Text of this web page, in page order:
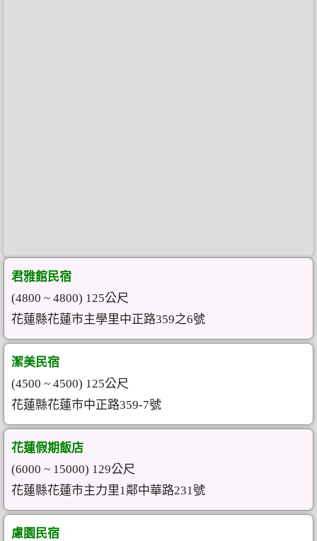
君雅館民宿
(4800 ~ 4800) 125公尺
花蓮縣花蓮市主學里中正路359之6號
潔美民宿
(4500 ~ 4500) 125公尺
花蓮縣花蓮市中正路359-7號
花蓮假期飯店
(6000 ~ 15000) 129公尺
花蓮縣花蓮市主力里1鄰中華路231號
慮園民宿